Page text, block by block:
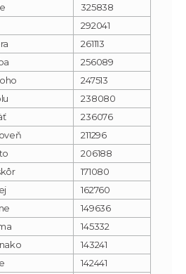
325838
292041
261113
256089
247513
238080
236076
211296
206188
171080
162760
149636
145332
143241
142441